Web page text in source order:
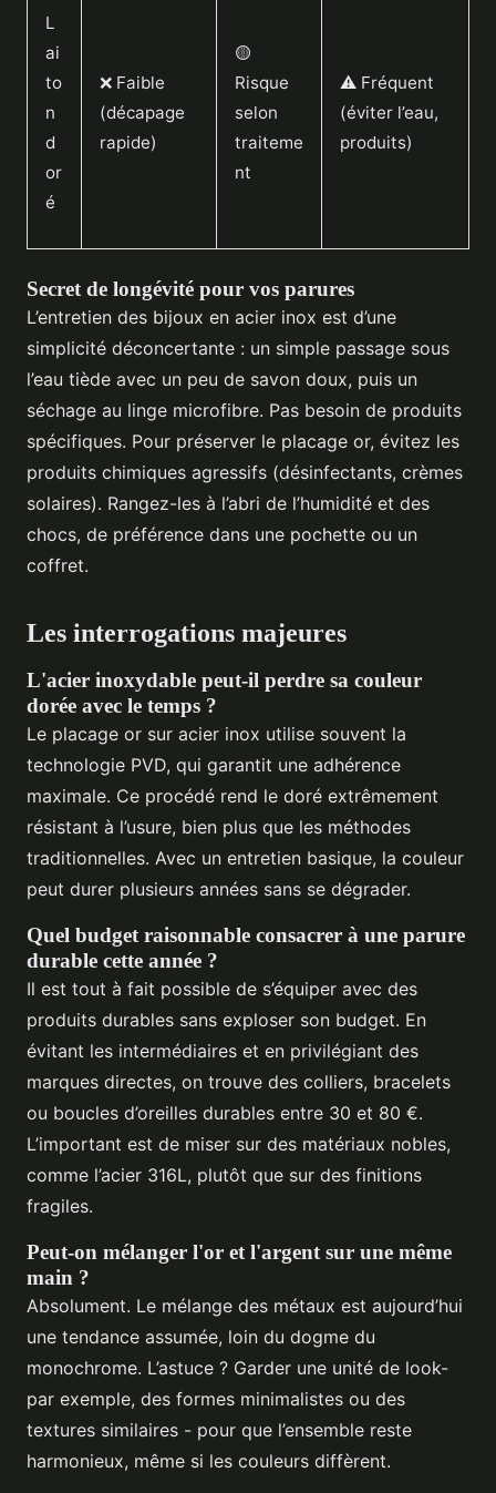
L
ai
to
n
d
or
é
❌ Faible
(décapage
rapide)
🟡
Risque
selon
traiteme
nt
⚠️ Fréquent
(éviter l’eau,
produits)
Secret de longévité pour vos parures
L’entretien des bijoux en acier inox est d’une
simplicité déconcertante : un simple passage sous
l’eau tiède avec un peu de savon doux, puis un
séchage au linge microfibre. Pas besoin de produits
spécifiques. Pour préserver le placage or, évitez les
produits chimiques agressifs (désinfectants, crèmes
solaires). Rangez-les à l’abri de l’humidité et des
chocs, de préférence dans une pochette ou un
coffret.
Les interrogations majeures
L'acier inoxydable peut-il perdre sa couleur
dorée avec le temps ?
Le placage or sur acier inox utilise souvent la
technologie PVD, qui garantit une adhérence
maximale. Ce procédé rend le doré extrêmement
résistant à l’usure, bien plus que les méthodes
traditionnelles. Avec un entretien basique, la couleur
peut durer plusieurs années sans se dégrader.
Quel budget raisonnable consacrer à une parure
durable cette année ?
Il est tout à fait possible de s’équiper avec des
produits durables sans exploser son budget. En
évitant les intermédiaires et en privilégiant des
marques directes, on trouve des colliers, bracelets
ou boucles d’oreilles durables entre 30 et 80 €.
L’important est de miser sur des matériaux nobles,
comme l’acier 316L, plutôt que sur des finitions
fragiles.
Peut-on mélanger l'or et l'argent sur une même
main ?
Absolument. Le mélange des métaux est aujourd’hui
une tendance assumée, loin du dogme du
monochrome. L’astuce ? Garder une unité de look-
par exemple, des formes minimalistes ou des
textures similaires - pour que l’ensemble reste
harmonieux, même si les couleurs diffèrent.